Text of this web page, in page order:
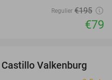
Regulier €195
€79
24%
Valkenburg